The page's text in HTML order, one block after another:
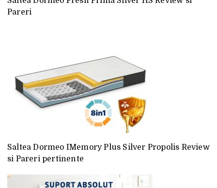
Pareri
Saltea Dormeo IMemory Plus Silver Propolis Review
si Pareri pertinente